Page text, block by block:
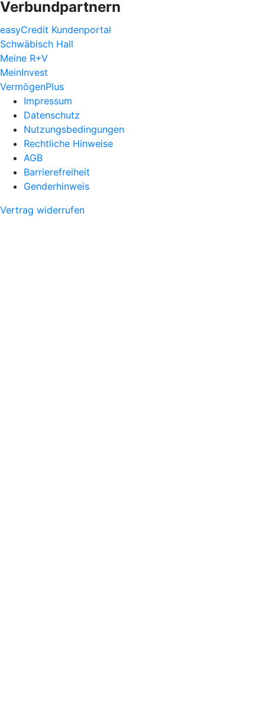
Verbundpartnern
easyCredit Kundenportal
Schwäbisch Hall
Meine R+V
MeinInvest
VermögenPlus
Impressum
Datenschutz
Nutzungsbedingungen
Rechtliche Hinweise
AGB
Barrierefreiheit
Genderhinweis
Vertrag widerrufen